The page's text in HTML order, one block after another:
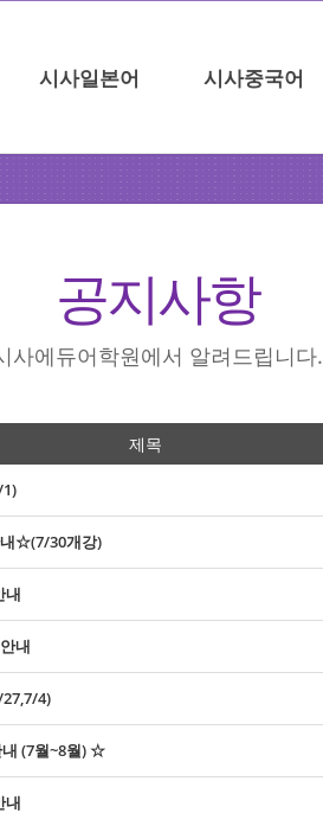
시사일본어 시사중국어
공지사항
사에듀어학원에서 알려드립니다.
제목
☆(7/30개강)
내
내
4)
(7월~8월) ☆
내